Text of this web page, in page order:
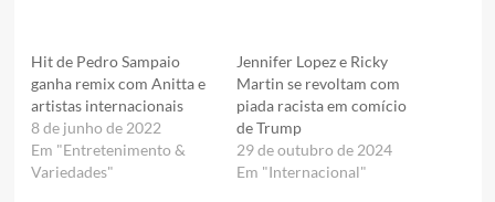
Hit de Pedro Sampaio
ganha remix com Anitta e
artistas internacionais
8 de junho de 2022
Em "Entretenimento &
Variedades"
Jennifer Lopez e Ricky
Martin se revoltam com
piada racista em comício
de Trump
29 de outubro de 2024
Em "Internacional"